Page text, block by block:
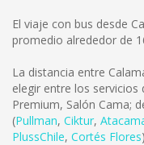
El viaje con bus desde
promedio alrededor de
La distancia entre
elegir entre los servicios
Premium, Salón Cama;
(Pullman, Ciktur,
PlussChile, Cortés Flores